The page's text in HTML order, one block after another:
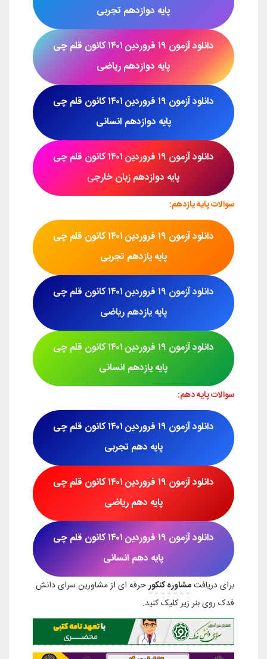
پایه دوازدهم تجربی
دانلود آزمون ۱۹ فروردین ۱۴۰۱
کانون قلم چی
پایه دوازدهم ریاضی
دانلود آزمون ۱۹ فروردین ۱۴۰۱
کانون قلم چی
پایه دوازدهم انسانی
دانلود آزمون ۱۹ فروردین ۱۴۰۱
کانون قلم چی
پایه دوازدهم زبان خارجی
سوالات پایه یازدهم:
دانلود آزمون ۱۹ فروردین ۱۴۰۱
کانون قلم چی
پایه یازدهم تجربی
دانلود آزمون ۱۹ فروردین ۱۴۰۱
کانون قلم چی
پایه یازدهم ریاضی
دانلود آزمون ۱۹ فروردین ۱۴۰۱
کانون قلم چی
پایه یازدهم انسانی
سوالات پایه دهم:
دانلود آزمون ۱۹ فروردین ۱۴۰۱
کانون قلم چی
پایه دهم تجربی
دانلود آزمون ۱۹ فروردین ۱۴۰۱
کانون قلم چی
پایه دهم ریاضی
دانلود آزمون ۱۹ فروردین ۱۴۰۱
کانون قلم چی
پایه دهم انسانی
برای دریافتمشاوره کنکورحرفه ای از مشاورین سرای دانش
فدک روی بنر زیر کلیک کنید.